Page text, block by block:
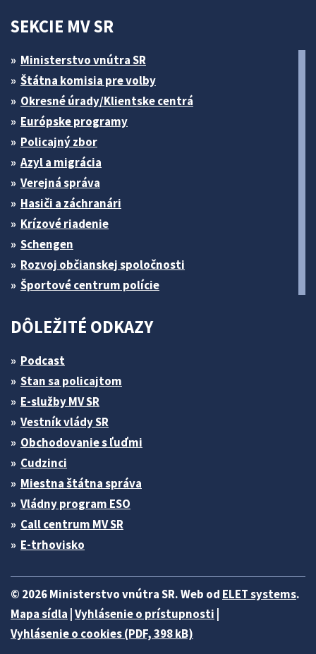
SEKCIE MV SR
Ministerstvo vnútra SR
Štátna komisia pre volby
Okresné úrady/Klientske centrá
Európske programy
Policajný zbor
Azyl a migrácia
Verejná správa
Hasiči a záchranári
Krízové riadenie
Schengen
Rozvoj občianskej spoločnosti
Športové centrum polície
DÔLEŽITÉ ODKAZY
Podcast
Stan sa policajtom
E-služby MV SR
Vestník vlády SR
Obchodovanie s ľuďmi
Cudzinci
Miestna štátna správa
Vládny program ESO
Call centrum MV SR
E-trhovisko
© 2026 Ministerstvo vnútra SR. Web od ELET systems.
Mapa sídla Vyhlásenie o prístupnosti
Vyhlásenie o cookies (PDF, 398 kB)